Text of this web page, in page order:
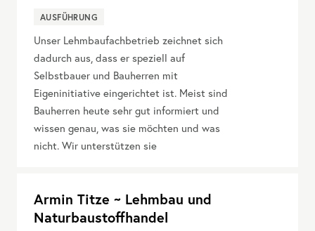
AUSFÜHRUNG
Unser Lehmbaufachbetrieb zeichnet sich
dadurch aus, dass er speziell auf
Selbstbauer und Bauherren mit
Eigeninitiative eingerichtet ist. Meist sind
Bauherren heute sehr gut informiert und
wissen genau, was sie möchten und was
nicht. Wir unterstützen sie
Armin Titze ~ Lehmbau und
Naturbaustoffhandel